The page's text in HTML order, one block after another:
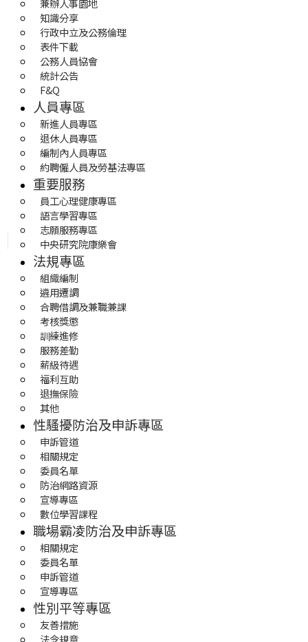
兼辦人事園地
知識分享
行政中立及公務倫理
表件下載
公務人員協會
統計公告
F&Q
人員專區
新進人員專區
退休人員專區
編制內人員專區
約聘僱人員及勞基法專區
重要服務
員工心理健康專區
語言學習專區
志願服務專區
中央研究院康樂會
法規專區
組織編制
遴用遷調
合聘借調及兼職兼課
考核獎懲
訓練進修
服務差勤
薪級待遇
福利互助
退撫保險
其他
性騷擾防治及申訴專區
申訴管道
相關規定
委員名單
防治網路資源
宣導專區
數位學習課程
職場霸凌防治及申訴專區
相關規定
委員名單
申訴管道
宣導專區
性別平等專區
友善措施
法令規章